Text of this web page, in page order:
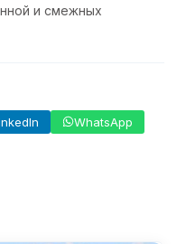
и смежных
WhatsApp